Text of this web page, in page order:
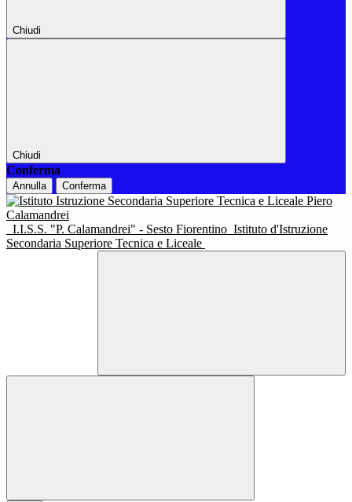
Chiudi
Chiudi
Conferma
Annulla Conferma
I.I.S.S. "P. Calamandrei" - Sesto Fiorentino Istituto d'Istruzione
Secondaria Superiore Tecnica e Liceale